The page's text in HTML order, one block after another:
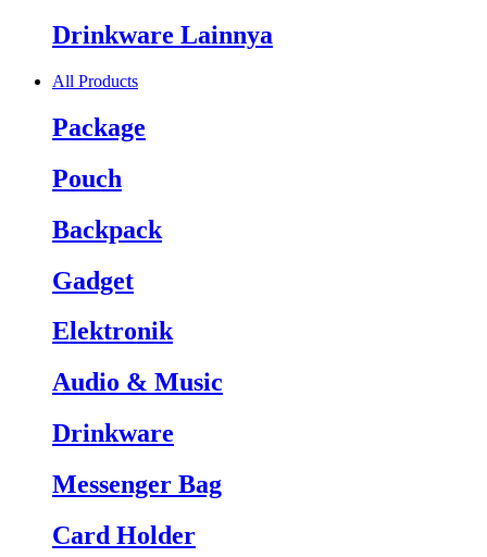
Drinkware Lainnya
All Products
Package
Pouch
Backpack
Gadget
Elektronik
Audio & Music
Drinkware
Messenger Bag
Card Holder